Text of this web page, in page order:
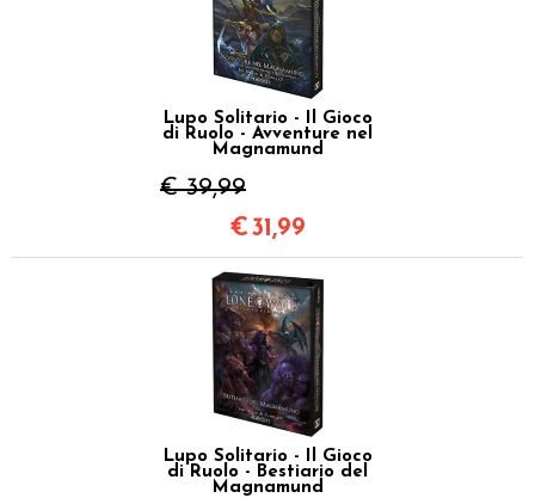
Lupo Solitario - Il Gioco
di Ruolo - Avventure nel
Magnamund
€ 39,99
€31,99
Lupo Solitario - Il Gioco
di Ruolo - Bestiario del
Magnamund